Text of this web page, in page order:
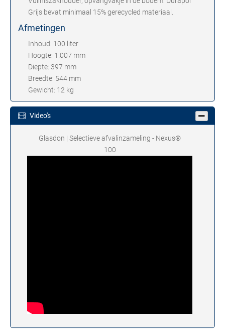
Grijs bevat minimaal 15% gerecycled materiaal.
Afmetingen
Inhoud: 100 liter
Hoogte: 1.007 mm
Diepte: 397 mm
Breedte: 544 mm
Gewicht: 12 kg
Video's
Glasdon | Selectieve afvalinzameling - Nexus®
100